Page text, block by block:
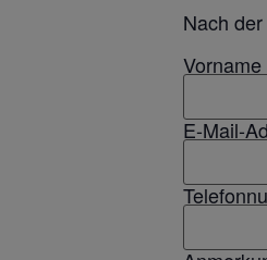
Nach
E-Mail-